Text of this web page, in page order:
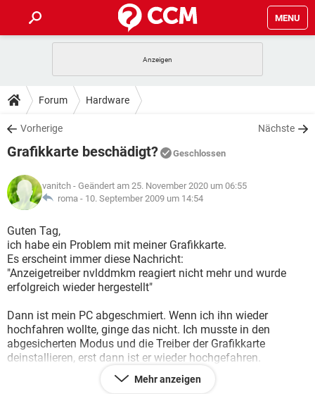
MENU
ANDROID
WINDOWS 10
WHATSAPP TIKTOK
FACEBOOK
TIPPS & TRICKS
SPIELE
WHATSAPP TIKTOK
FACEBOOK
DOWNLOADS
SPIELE STREAMING
ANDROID
WINDOWS 10 INSTAGRAM
WHATSAPP
FACEBOOK HARDWARE
SPIELE STREAMING
ANDROID
WINDOWS 10
WHATSAPP TIKTOK
FACEBOOK
LEXIKON
SPIELE
ANDROID IOS
WINDOWS 10 INSTAGRAM
WHATSAPP
FACEBOOK HARDWARE
Forum Hardware
Vorherige Nächste
Grafikkarte beschädigt? Geschlossen
vanitch - Geändert am 25. November 2020 um 06:55
roma - 10. September 2009 um 14:54
Guten Tag,
ich habe ein Problem mit meiner Grafikkarte.
Es erscheint immer diese Nachricht:
"Anzeigetreiber nvlddmkm reagiert nicht mehr und wurde
erfolgreich wieder hergestellt"
Dann ist mein PC abgeschmiert. Wenn ich ihn wieder
hochfahren wollte, ginge das nicht. Ich musste in den
abgesicherten Modus und die Treiber der Grafikkarte
deinstallieren, erst dann ist er wieder hochgefahren.
Ich hab danach immer wieder gelb/weiß abwechselnde
Mehr anzeigen